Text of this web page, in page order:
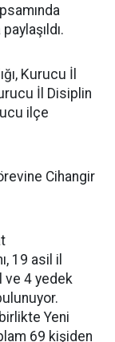
Kurucu İl
İl Disiplin
ilçe
Cihangir
19 asil il
ve 4 yedek
Yeni
69 kişiden